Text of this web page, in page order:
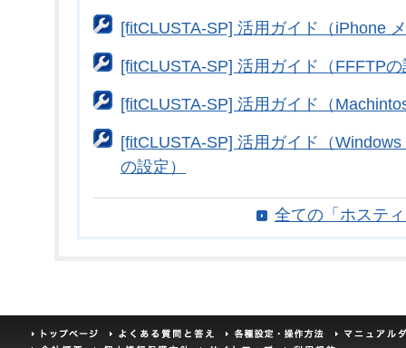
[fitCLUSTA-SP] 活用ガイド（iPhone
[fitCLUSTA-SP] 活用ガイド（FFFTP
[fitCLUSTA-SP] 活用ガイド（
[fitCLUSTA-SP] 活用ガイド（
の設定）
全ての「ホステ